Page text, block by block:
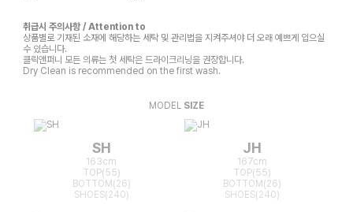
취급시 주의사항 / Attention to
상품별로 기재된 소재에 해당하는 세탁 및 관리법을 지켜주셔야 더 오래 예쁘게 입으실
수 있습니다.
클릭앤퍼니 모든 의류는 첫 세탁은 드라이크리닝을 권장합니다.
Dry Clean is recommended on the first wash.
MODEL SIZE
SH
163cm
TOP(55)
BOTTOM(26)
SHOES(240)
JH
167cm
TOP(55)
BOTTOM(26)
SHOES(240)